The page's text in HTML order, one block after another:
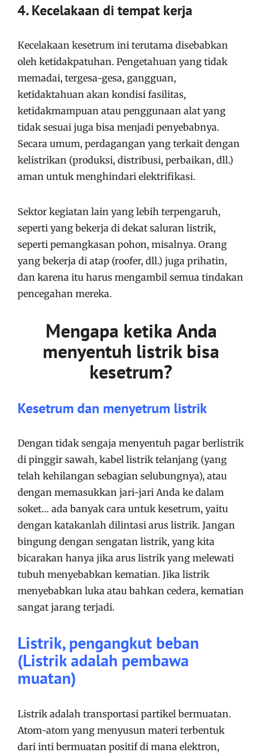
4. Kecelakaan di tempat kerja
Kecelakaan kesetrum ini terutama disebabkan
oleh ketidakpatuhan. Pengetahuan yang tidak
memadai, tergesa-gesa, gangguan,
ketidaktahuan akan kondisi fasilitas,
ketidakmampuan atau penggunaan alat yang
tidak sesuai juga bisa menjadi penyebabnya.
Secara umum, perdagangan yang terkait dengan
kelistrikan (produksi, distribusi, perbaikan, dll.)
aman untuk menghindari elektrifikasi.
Sektor kegiatan lain yang lebih terpengaruh,
seperti yang bekerja di dekat saluran listrik,
seperti pemangkasan pohon, misalnya. Orang
yang bekerja di atap (roofer, dll.) juga prihatin,
dan karena itu harus mengambil semua tindakan
pencegahan mereka.
Mengapa ketika Anda
menyentuh listrik bisa
kesetrum?
Kesetrum dan menyetrum listrik
Dengan tidak sengaja menyentuh pagar berlistrik
di pinggir sawah, kabel listrik telanjang (yang
telah kehilangan sebagian selubungnya), atau
dengan memasukkan jari-jari Anda ke dalam
soket… ada banyak cara untuk kesetrum, yaitu
dengan katakanlah dilintasi arus listrik. Jangan
bingung dengan sengatan listrik, yang kita
bicarakan hanya jika arus listrik yang melewati
tubuh menyebabkan kematian. Jika listrik
menyebabkan luka atau bahkan cedera, kematian
sangat jarang terjadi.
Listrik, pengangkut beban
(Listrik adalah pembawa
muatan)
Listrik adalah transportasi partikel bermuatan.
Atom-atom yang menyusun materi terbentuk
dari inti bermuatan positif di mana elektron,